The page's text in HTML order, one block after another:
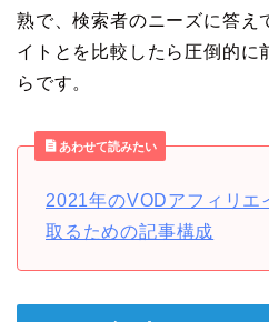
熟で、検索者のニーズに答え
イトとを比較したら圧倒的に
らです。
あわせて読みたい
2021年のVODアフィリエ
取るための記事構成